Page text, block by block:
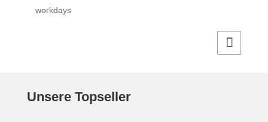
der
workdays
auf.
Unsere Topseller